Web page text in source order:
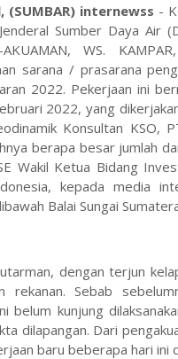
(SUMBAR) internewss -
Sumber Daya Air
AKUAMAN, WS.
sarana / prasarana
2022. Pekerjaan ini
2022, yang
Konsultan KSO,
berapa besar jumlah
Wakil Ketua Bidang
kepada media
Balai Sungai
dengan terjun
rekanan. Sebab
belum kunjung
dilapangan. Dari
baru beberapa hari ini